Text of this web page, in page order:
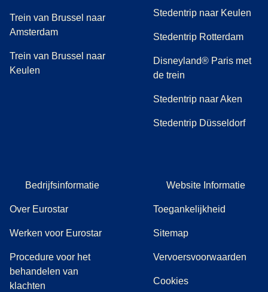
Trein van Brussel naar
Amsterdam
Trein van Brussel naar
Keulen
Stedentrip naar Keulen
Stedentrip Rotterdam
Disneyland® Paris met
de trein
Stedentrip naar Aken
Stedentrip Düsseldorf
Bedrijfsinformatie
Over Eurostar
Werken voor Eurostar
Procedure voor het
behandelen van
klachten
Website Informatie
Toegankelijkheid
Sitemap
Vervoersvoorwaarden
Cookies